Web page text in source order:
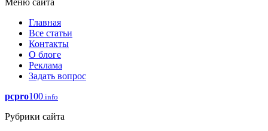
Меню сайта
Главная
Все статьи
Контакты
О блоге
Реклама
Задать вопрос
pcpro100.info
Рубрики сайта